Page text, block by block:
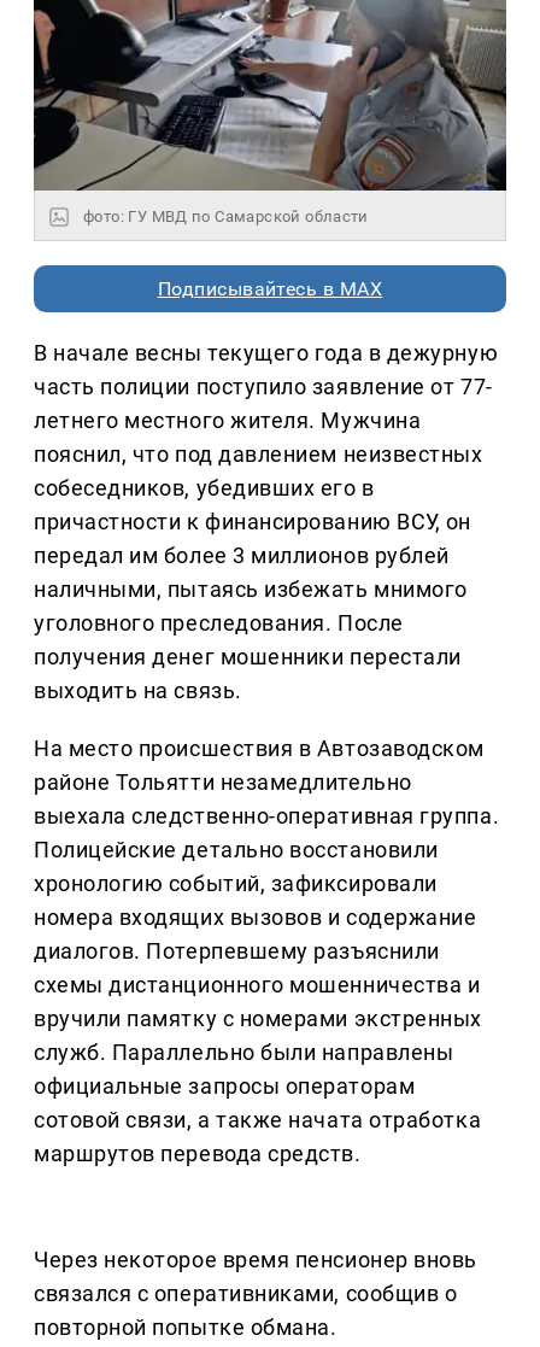
фото: ГУ МВД по Самарской области
Подписывайтесь в MAX
В начале весны текущего года в дежурную
часть полиции поступило заявление от 77-
летнего местного жителя. Мужчина
пояснил, что под давлением неизвестных
собеседников, убедивших его в
причастности к финансированию ВСУ, он
передал им более 3 миллионов рублей
наличными, пытаясь избежать мнимого
уголовного преследования. После
получения денег мошенники перестали
выходить на связь.
На место происшествия в Автозаводском
районе Тольятти незамедлительно
выехала следственно-оперативная группа.
Полицейские детально восстановили
хронологию событий, зафиксировали
номера входящих вызовов и содержание
диалогов. Потерпевшему разъяснили
схемы дистанционного мошенничества и
вручили памятку с номерами экстренных
служб. Параллельно были направлены
официальные запросы операторам
сотовой связи, а также начата отработка
маршрутов перевода средств.
Через некоторое время пенсионер вновь
связался с оперативниками, сообщив о
повторной попытке обмана.